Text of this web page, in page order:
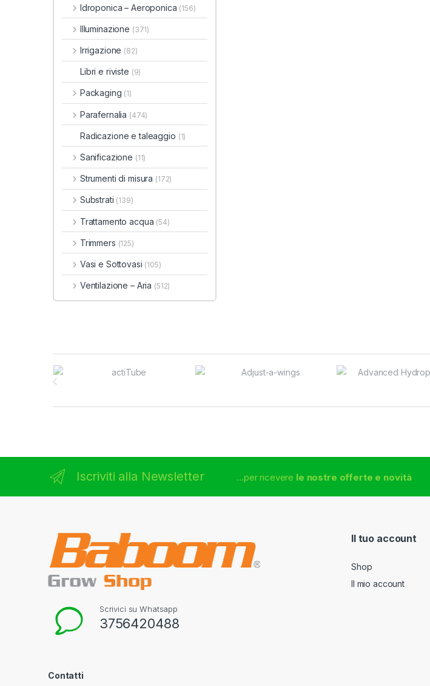
Idroponica – Aeroponica (156)
Illuminazione (371)
Irrigazione (82)
Libri e riviste (9)
Packaging (1)
Parafernalia (474)
Radicazione e taleaggio (1)
Sanificazione (11)
Strumenti di misura (172)
Substrati (139)
Trattamento acqua (54)
Trimmers (125)
Vasi e Sottovasi (105)
Ventilazione – Aria (512)
Brands Carousel
Iscriviti alla Newsletter ...per ricevere le nostre offerte e novità
Scrivici su Whatsapp
3756420488
Contatti
Il tuo account
Shop
Il mio account